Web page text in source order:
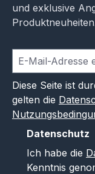
und exklusive
Diese Seite ist
gelten die
Datenschutz
Ich habe die
Kenntnis